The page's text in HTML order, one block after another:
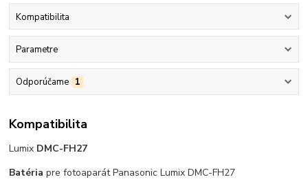
Kompatibilita
Parametre
Odporúčame 1
Kompatibilita
Lumix DMC-FH27
Batéria pre fotoaparát Panasonic Lumix DMC-FH27